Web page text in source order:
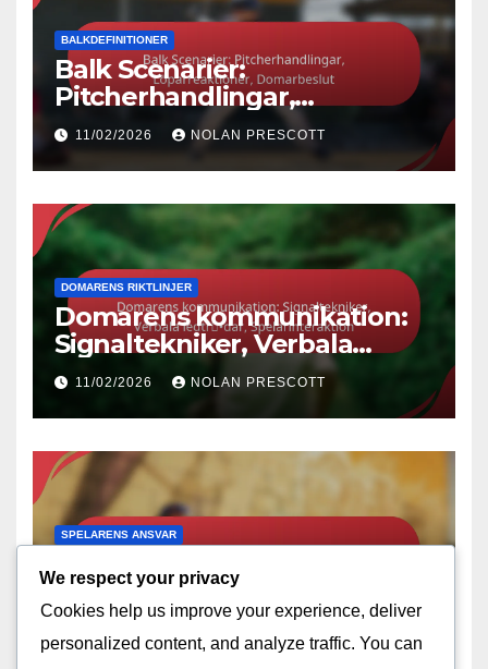
BALKDEFINITIONER
Balk Scenarier:
Pitcherhandlingar,
Löparreaktioner,
Domarbeslut
11/02/2026 NOLAN PRESCOTT
DOMARENS RIKTLINJER
Domarens kommunikation:
Signaltekniker, Verbala
ledtrådar, Spelarinteraktion
11/02/2026 NOLAN PRESCOTT
SPELARENS ANSVAR
Domarens ansvar:
Spelövervakning,
Regelverkställande,
Spelarsäkerhet
We respect your privacy
Cookies help us improve your experience, deliver
personalized content, and analyze traffic. You can